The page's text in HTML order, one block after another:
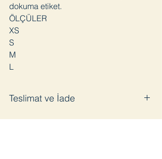
dokuma etiket.
ÖLÇÜLER
XS
S
M
L
Teslimat ve İade
Satın aldığınız ürünü en geç 3 iş günü